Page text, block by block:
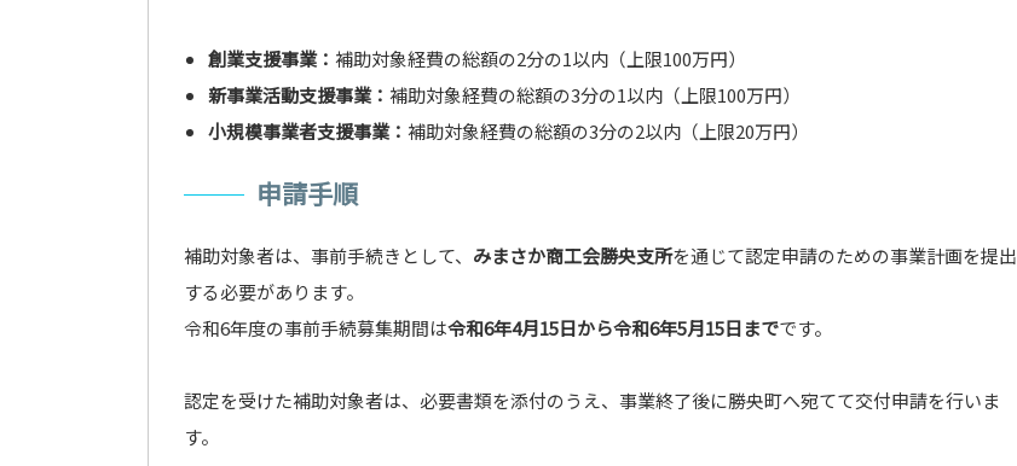
創業支援事業： 補助対象経費の総額の2分の1以内（上限100万円）
新事業活動支援事業： 補助対象経費の総額の3分の1以内（上限100万円）
小規模事業者支援事業： 補助対象経費の総額の3分の2以内（上限20万円）
申請手順
補助対象者は、事前手続きとして、 みまさか商工会勝央支所を通じて認定申請のための事業計画を提出
する必要があります。
令和6年度の事前手続募集期間は令和6年4月15日から令和6年5月15日までです。
認定を受けた補助対象者は、必要書類を添付のうえ、事業終了後に勝央町へ宛てて交付申請を行いま
す。